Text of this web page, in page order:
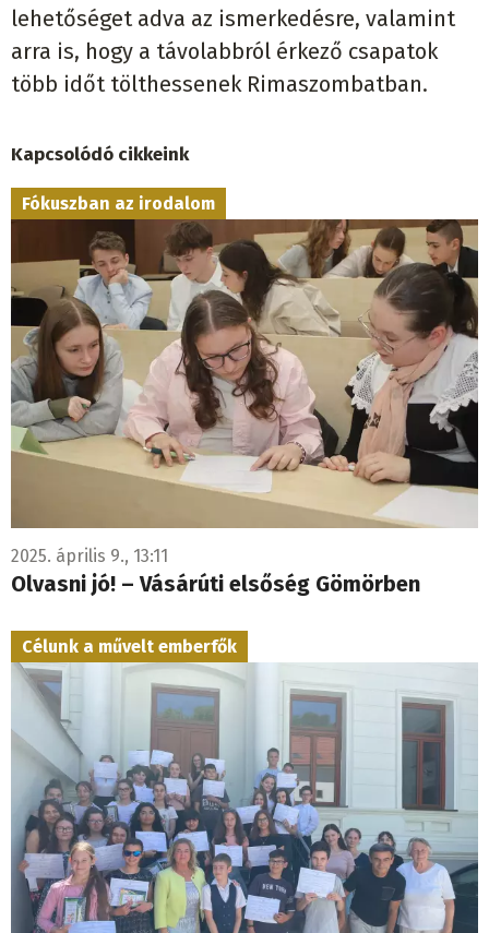
lehetőséget adva az ismerkedésre, valamint
arra is, hogy a távolabbról érkező csapatok
több időt tölthessenek Rimaszombatban.
Kapcsolódó cikkeink
Fókuszban az irodalom
2025. április 9., 13:11
Olvasni jó! – Vásárúti elsőség Gömörben
Célunk a művelt emberfők